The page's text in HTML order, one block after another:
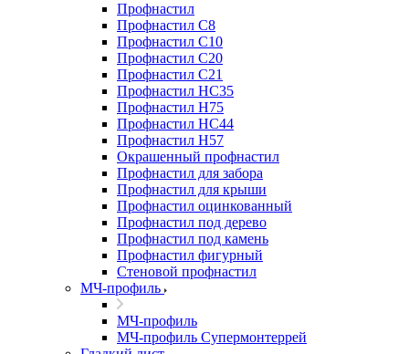
Профнастил
Профнастил С8
Профнастил С10
Профнастил С20
Профнастил С21
Профнастил НС35
Профнастил Н75
Профнастил HC44
Профнастил Н57
Окрашенный профнастил
Профнастил для забора
Профнастил для крыши
Профнастил оцинкованный
Профнастил под дерево
Профнастил под камень
Профнастил фигурный
Стеновой профнастил
МЧ-профиль
МЧ-профиль
МЧ-профиль Супермонтеррей